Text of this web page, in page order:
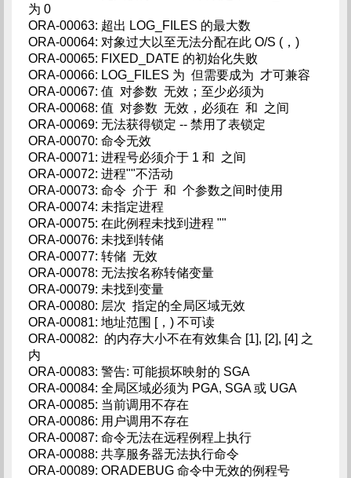
为 0
ORA-00063: 超出 LOG_FILES 的最大数
ORA-00064: 对象过大以至无法分配在此 O/S (，)
ORA-00065: FIXED_DATE 的初始化失败
ORA-00066: LOG_FILES 为 但需要成为 才可兼容
ORA-00067: 值 对参数 无效；至少必须为
ORA-00068: 值 对参数 无效，必须在 和 之间
ORA-00069: 无法获得锁定 -- 禁用了表锁定
ORA-00070: 命令无效
ORA-00071: 进程号必须介于 1 和 之间
ORA-00072: 进程""不活动
ORA-00073: 命令 介于 和 个参数之间时使用
ORA-00074: 未指定进程
ORA-00075: 在此例程未找到进程 ""
ORA-00076: 未找到转储
ORA-00077: 转储 无效
ORA-00078: 无法按名称转储变量
ORA-00079: 未找到变量
ORA-00080: 层次 指定的全局区域无效
ORA-00081: 地址范围 [，) 不可读
ORA-00082: 的内存大小不在有效集合 [1], [2], [4] 之
内
ORA-00083: 警告: 可能损坏映射的 SGA
ORA-00084: 全局区域必须为 PGA, SGA 或 UGA
ORA-00085: 当前调用不存在
ORA-00086: 用户调用不存在
ORA-00087: 命令无法在远程例程上执行
ORA-00088: 共享服务器无法执行命令
ORA-00089: ORADEBUG 命令中无效的例程号